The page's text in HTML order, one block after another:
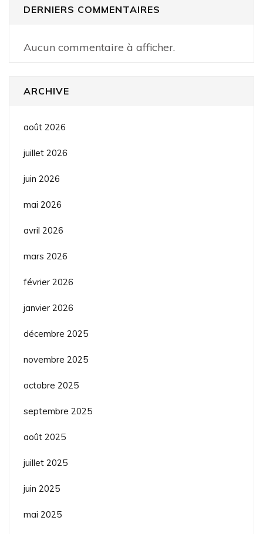
DERNIERS COMMENTAIRES
Aucun commentaire à afficher.
ARCHIVE
août 2026
juillet 2026
juin 2026
mai 2026
avril 2026
mars 2026
février 2026
janvier 2026
décembre 2025
novembre 2025
octobre 2025
septembre 2025
août 2025
juillet 2025
juin 2025
mai 2025